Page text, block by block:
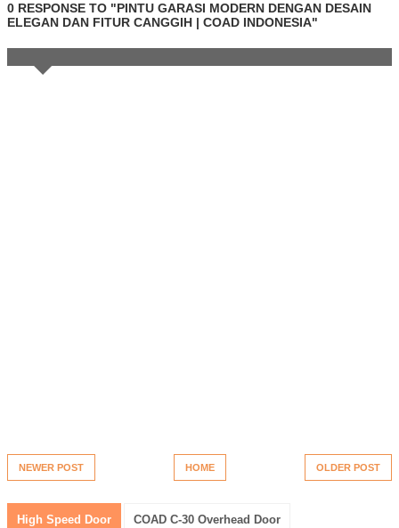
0 RESPONSE TO "PINTU GARASI MODERN DENGAN DESAIN
ELEGAN DAN FITUR CANGGIH | COAD INDONESIA"
NEWER POST OLDER POST
HOME
High Speed Door COAD C-30 Overhead Door